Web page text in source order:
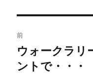
稿
ナ
前
前
の
ウォークラ
ントで・・・